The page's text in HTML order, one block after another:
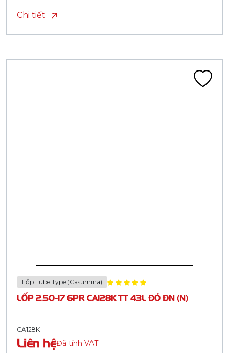
Chi tiết
Lốp Tube Type (Casumina)
LỐP 2.50-17 6PR CA128K TT 43L ĐỎ ĐN (N)
CA128K
Liên hệĐã tính VAT